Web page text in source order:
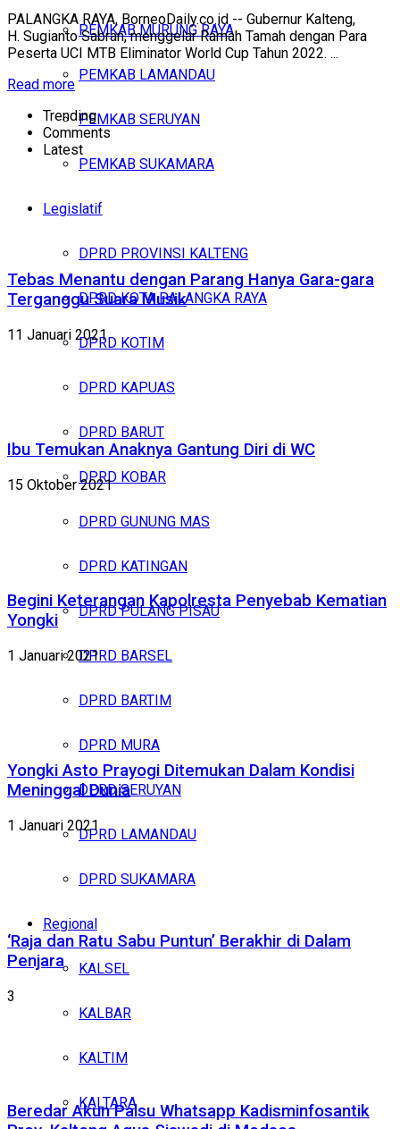
PEMKAB MURUNG RAYA
PEMKAB LAMANDAU
PEMKAB SERUYAN
PEMKAB SUKAMARA
Legislatif
DPRD PROVINSI KALTENG
DPRD KOTA PALANGKA RAYA
DPRD KOTIM
DPRD KAPUAS
DPRD BARUT
DPRD KOBAR
DPRD GUNUNG MAS
DPRD KATINGAN
DPRD PULANG PISAU
DPRD BARSEL
DPRD BARTIM
DPRD MURA
DPRD SERUYAN
DPRD LAMANDAU
DPRD SUKAMARA
Regional
KALSEL
KALBAR
KALTIM
KALTARA
PALANGKA RAYA, BorneoDaily.co.id -- Gubernur Kalteng,
H. Sugianto Sabran, menggelar Ramah Tamah dengan Para
Peserta UCI MTB Eliminator World Cup Tahun 2022. ...
Read more
Trending
Comments
Latest
Tebas Menantu dengan Parang Hanya Gara-gara
Terganggu Suara Musik
11 Januari 2021
Ibu Temukan Anaknya Gantung Diri di WC
15 Oktober 2021
Begini Keterangan Kapolresta Penyebab Kematian
Yongki
1 Januari 2021
Yongki Asto Prayogi Ditemukan Dalam Kondisi
Meninggal Dunia
1 Januari 2021
‘Raja dan Ratu Sabu Puntun’ Berakhir di Dalam
Penjara
3
Beredar Akun Palsu Whatsapp Kadisminfosantik